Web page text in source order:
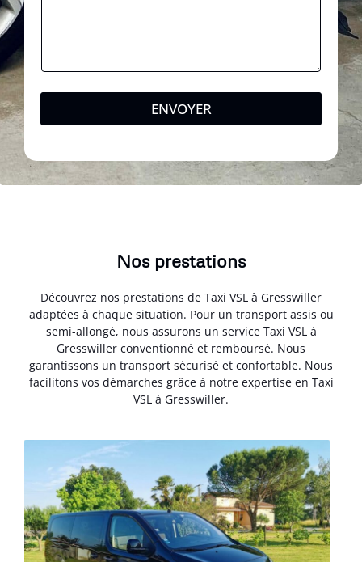
ENVOYER
Nos prestations
Découvrez nos prestations de Taxi VSL à Gresswiller
adaptées à chaque situation. Pour un transport assis ou
semi-allongé, nous assurons un service Taxi VSL à
Gresswiller conventionné et remboursé. Nous
garantissons un transport sécurisé et confortable. Nous
facilitons vos démarches grâce à notre expertise en Taxi
VSL à Gresswiller.